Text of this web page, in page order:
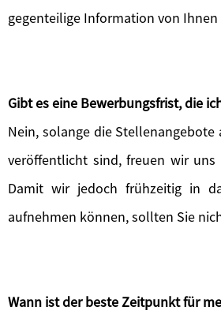
gegenteilige Information von
Gibt es eine Bewerbungsfrist, die
Nein, solange die Stellenangebote
veröffentlicht sind, freuen wir uns
Damit wir jedoch frühzeitig in
aufnehmen können, sollten Sie
Wann ist der beste Zeitpunkt für